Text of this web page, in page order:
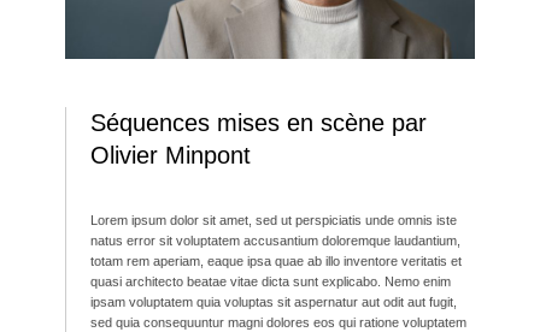
Séquences mises en scène par
Olivier Minpont
Lorem ipsum dolor sit amet, sed ut perspiciatis unde omnis iste
natus error sit voluptatem accusantium doloremque laudantium,
totam rem aperiam, eaque ipsa quae ab illo inventore veritatis et
quasi architecto beatae vitae dicta sunt explicabo. Nemo enim
ipsam voluptatem quia voluptas sit aspernatur aut odit aut fugit,
sed quia consequuntur magni dolores eos qui ratione voluptatem